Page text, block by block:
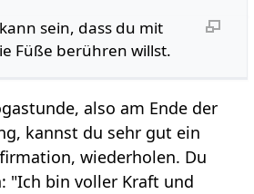
sein, dass du mit
Füße berühren willst.
also am Ende der
kannst du sehr gut ein
wiederholen. Du
"Ich bin voller Kraft und